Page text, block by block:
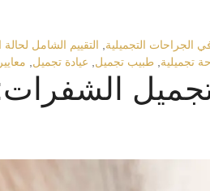
الجراحات التجميلية, التقييم الشامل
تجميلية, طبيب تجميل, عيادة تجميل,